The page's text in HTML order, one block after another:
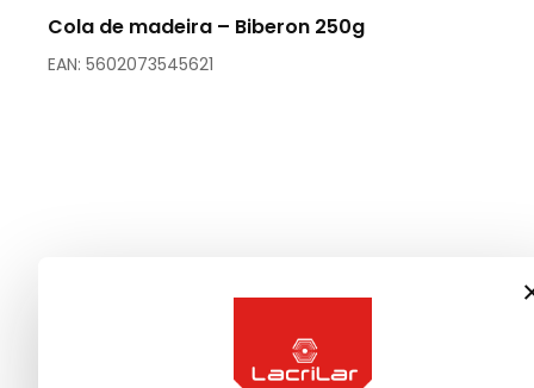
Cola de madeira – Biberon 250g
EAN: 5602073545621